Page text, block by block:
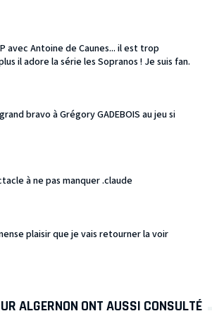
avec Antoine de Caunes... il est trop
il adore la série les Sopranos ! Je suis fan.
bravo à Grégory GADEBOIS au jeu si
à ne pas manquer .claude
plaisir que je vais retourner la voir
ALGERNON ONT AUSSI CONSULTÉ